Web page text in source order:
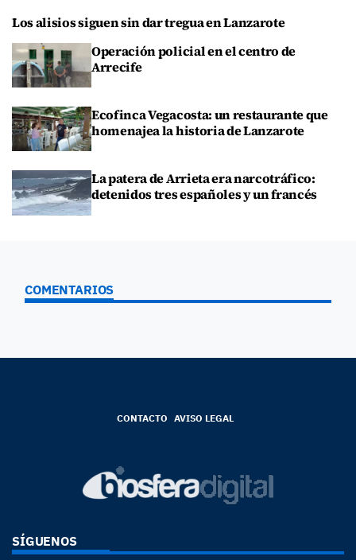
Los alisios siguen sin dar tregua en Lanzarote
Operación policial en el centro de
Arrecife
Ecofinca Vegacosta: un restaurante que
homenajea la historia de Lanzarote
La patera de Arrieta era narcotráfico:
detenidos tres españoles y un francés
COMENTARIOS
CONTACTO AVISO LEGAL
SÍGUENOS